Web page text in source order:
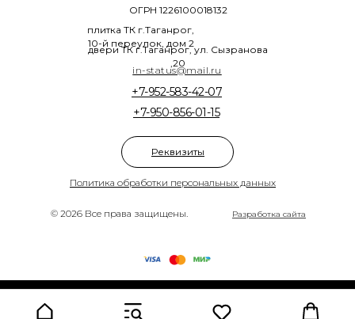
© 2026 Все права защищены.
Политика обработки персональных данных
+7-950-856-01-15
+7-952-583-42-07
плитка ТК г.Таганрог,
10-й переулок, дом 2
двери ТК г.Таганрог, ул. Сызранова
,20
ОГРН 1226100018132
Разработка сайта
in-status@mail.ru
Реквизиты
Made on Tilda